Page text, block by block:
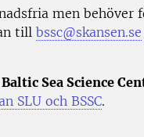
men behöver
till bssc@skansen.se
Sea Science
SLU och BSSC.